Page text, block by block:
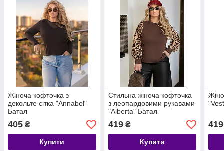
Жіноча кофточка з
декольте сітка "Annabel"
Батал
405 ₴
Купити
Стильна жіноча кофточка
з леопардовими рукавами
"Alberta" Батал
419₴
Купити
419